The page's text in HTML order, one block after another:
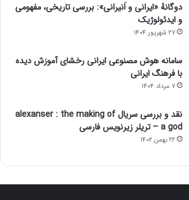
دوگانهٔ «ایرانی و اَنیرانی»: بررسی تاریخی، مفهومی
و ایدئولوژیک
۲۷ شهریور ۱۴۰۴
سامانه هوش مصنوعی ایرانی رخشای آموزش دیده
با فرهنگ ایرانی
۷ مرداد ۱۴۰۴
نقد و بررسی سریال alexanser : the making of
a god – تریلر زیرنویس فارسی
۲۲ بهمن ۱۴۰۲